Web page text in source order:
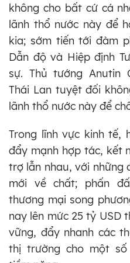
không cho bất cứ cá
lãnh thổ nước này để
kia; sớm tiến tới đàm
Dẫn độ và Hiệp định
sự. Thủ tướng Anutin
Thái Lan tuyệt đối
lãnh thổ nước này để
Trong lĩnh vực kinh tế,
đẩy mạnh hợp tác, kết
trợ lẫn nhau, với những
mới về chất; phấn
thương mại song
nay lên mức 25 tỷ USD
vững, đẩy nhanh các
thị trường cho một số